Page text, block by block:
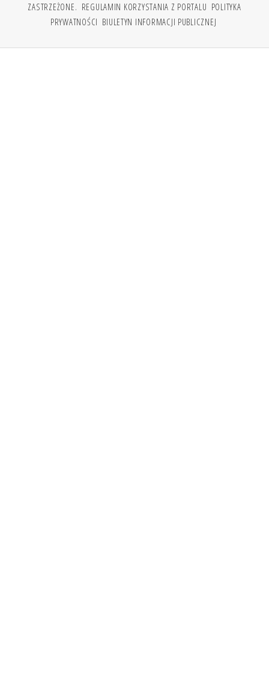
ZASTRZEŻONE. REGULAMIN KORZYSTANIA Z PORTALU POLITYKA
PRYWATNOŚCI BIULETYN INFORMACJI PUBLICZNEJ